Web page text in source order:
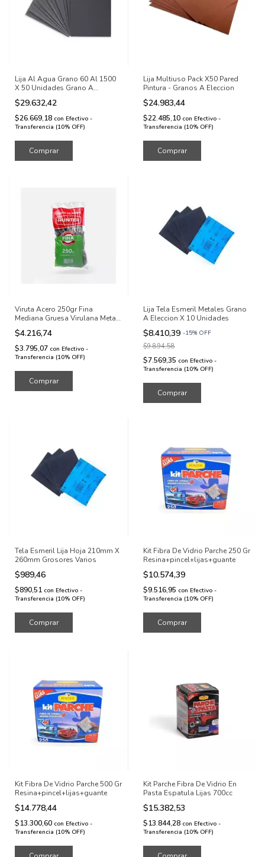
Lija Al Agua Grano 60 Al 1500
X 50 Unidades Grano A
Eleccion
$29.632,42
$26.669,18 con Efectivo -
Transferencia (10% OFF)
Comprar
Lija Multiuso Pack X50 Pared
Pintura - Granos A Eleccion
$24.983,44
$22.485,10 con Efectivo -
Transferencia (10% OFF)
Comprar
Viruta Acero 250gr Fina
Mediana Gruesa Virulana Metal
Hierro
$4.216,74
$3.795,07 con Efectivo -
Transferencia (10% OFF)
Comprar
Lija Tela Esmeril Metales Grano
A Eleccion X 10 Unidades
$8.410,39 -15% OFF
$9.894,58
$7.569,35 con Efectivo -
Transferencia (10% OFF)
Comprar
Tela Esmeril Lija Hoja 210mm X
260mm Grosores Varios
$989,46
$890,51 con Efectivo -
Transferencia (10% OFF)
Comprar
Kit Fibra De Vidrio Parche 250 Gr
Resina+pincel+lijas+guante
$10.574,39
$9.516,95 con Efectivo -
Transferencia (10% OFF)
Kit Fibra De Vidrio Parche 500 Gr
Resina+pincel+lijas+guante
$14.778,44
$13.300,60 con Efectivo -
Transferencia (10% OFF)
Kit Parche Fibra De Vidrio En
Pasta Espatula Lijas 700cc
$15.382,53
$13.844,28 con Efectivo -
Transferencia (10% OFF)